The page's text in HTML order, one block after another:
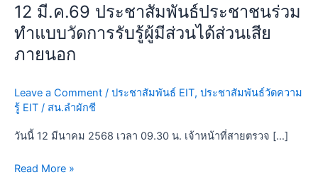
12 มี.ค.69 ประชาสัมพันธ์ประชาชนร่วม
ทำแบบวัดการรับรู้ผู้มีส่วนได้ส่วนเสีย
ภายนอก
Leave a Comment / ประชาสัมพันธ์ EIT, ประชาสัมพันธ์วัดความ
รู้ EIT / สน.ลำผักชี
วันนี้ 12 มีนาคม 2568 เวลา 09.30 น. เจ้าหน้าที่สายตรวจ […]
Read More »